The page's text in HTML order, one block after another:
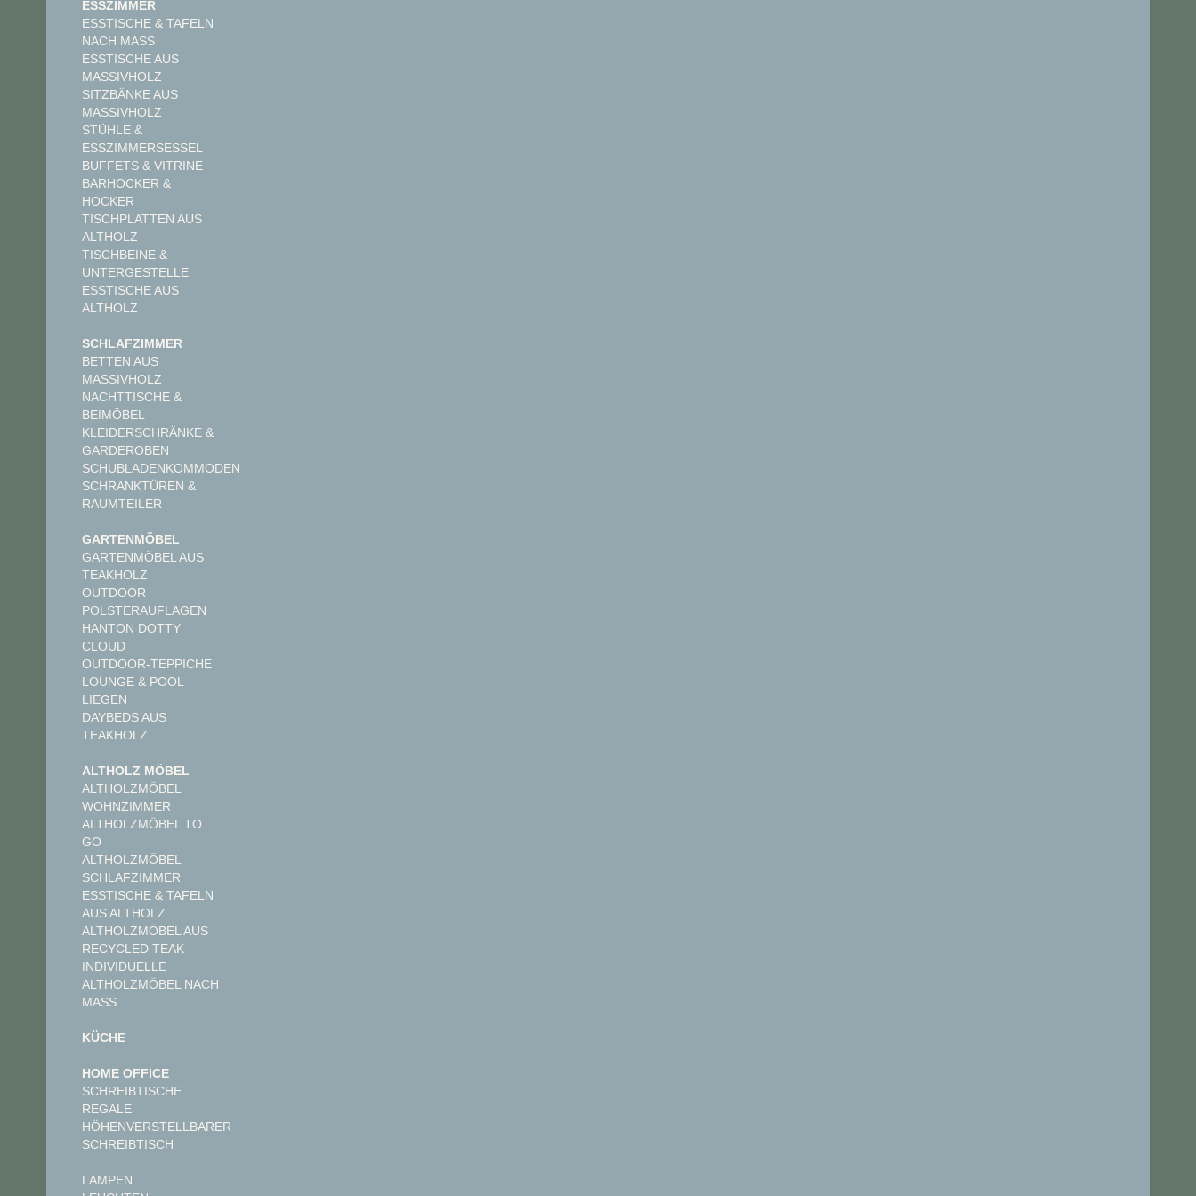
ESSZIMMER
ESSTISCHE & TAFELN
NACH MASS
ESSTISCHE AUS
MASSIVHOLZ
SITZBÄNKE AUS
MASSIVHOLZ
STÜHLE &
ESSZIMMERSESSEL
BUFFETS & VITRINE
BARHOCKER &
HOCKER
TISCHPLATTEN AUS
ALTHOLZ
TISCHBEINE &
UNTERGESTELLE
ESSTISCHE AUS
ALTHOLZ
SCHLAFZIMMER
BETTEN AUS
MASSIVHOLZ
NACHTTISCHE &
BEIMÖBEL
KLEIDERSCHRÄNKE &
GARDEROBEN
SCHUBLADENKOMMODEN
SCHRANKTÜREN &
RAUMTEILER
GARTENMÖBEL
GARTENMÖBEL AUS
TEAKHOLZ
OUTDOOR
POLSTERAUFLAGEN
HANTON DOTTY
CLOUD
OUTDOOR-TEPPICHE
LOUNGE & POOL
LIEGEN
DAYBEDS AUS
TEAKHOLZ
ALTHOLZ MÖBEL
ALTHOLZMÖBEL
WOHNZIMMER
ALTHOLZMÖBEL TO
GO
ALTHOLZMÖBEL
SCHLAFZIMMER
ESSTISCHE & TAFELN
AUS ALTHOLZ
ALTHOLZMÖBEL AUS
RECYCLED TEAK
INDIVIDUELLE
ALTHOLZMÖBEL NACH
MASS
KÜCHE
HOME OFFICE
SCHREIBTISCHE
REGALE
HÖHENVERSTELLBARER
SCHREIBTISCH
LAMPEN